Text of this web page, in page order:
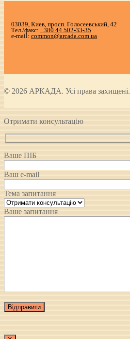
03039, Киев, просп. Голосеевський, 42
Тел./факс: +380 44 502-33-35
e-mail: common@arcada.com.ua
© 2026 АРКАДА. Усі права захищені.
Отримати консультацію
Ваше ПІБ
Ваш e-mail
Тема запитання
Ваше запитання